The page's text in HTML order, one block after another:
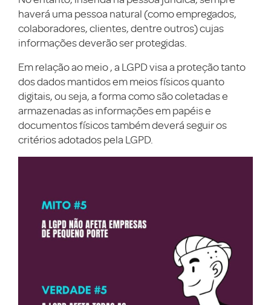
haverá uma pessoa natural (como empregados,
colaboradores, clientes, dentre outros) cujas
informações deverão ser protegidas.
Em relação ao meio , a LGPD visa a proteção tanto
dos dados mantidos em meios físicos quanto
digitais, ou seja, a forma como são coletadas e
armazenadas as informações em papéis e
documentos físicos também deverá seguir os
critérios adotados pela LGPD.